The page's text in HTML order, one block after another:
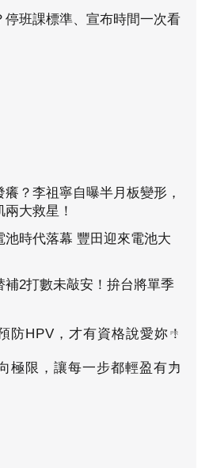
停班課標準、宣布時間一次看
？李祖寧自曝半月板變形，
大救星！
池時代落幕 豐田迎來電池大
補2打數未敲安！拚台將單季
防HPV，才有資格說愛妳！
PR
極限，讓每一步都輕盈有力
PR